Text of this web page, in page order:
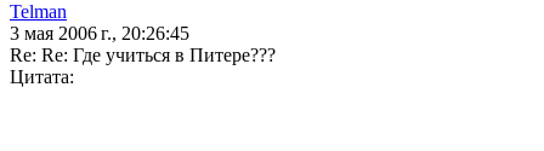
Telman
3 мая 2006 г., 20:26:45
Re: Re: Где учиться в Питере???
Цитата: